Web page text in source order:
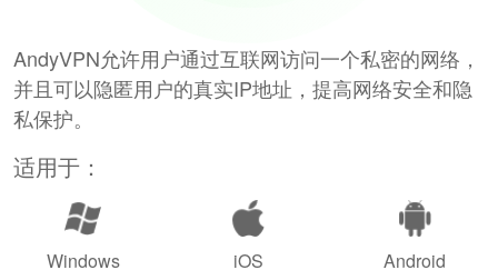
AndyVPN允许用户通过互联网访问一个私密的网络，
并且可以隐匿用户的真实IP地址，提高网络安全和隐
私保护。
适用于：
Windows iOS Android